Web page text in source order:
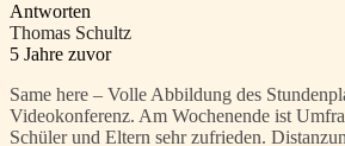
Antworten
Thomas Schultz
5 Jahre zuvor
Same here – Volle Abbildung des
Videokonferenz. Am Wochenende ist
Schüler und Eltern sehr zufrieden.